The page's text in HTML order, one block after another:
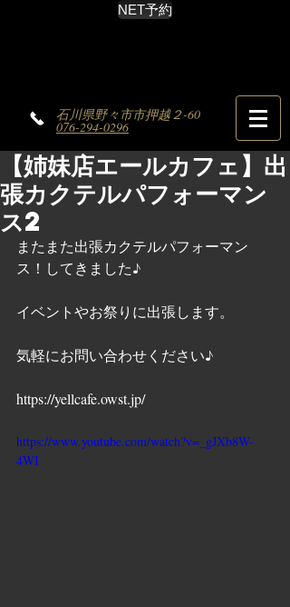
NET予約
石川県野々市市押越２-60
076-294-0296
【姉妹店エールカフェ】出
張カクテルパフォーマン
ス2
またまた出張カクテルパフォーマン
ス！してきました♪
イベントやお祭りに出張します。
気軽にお問い合わせください♪
https://yellcafe.owst.jp/
https://www.youtube.com/watch?v=_gJXb8W-
4WI